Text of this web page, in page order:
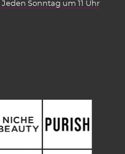
Jeden Sonntag um 11 Uhr